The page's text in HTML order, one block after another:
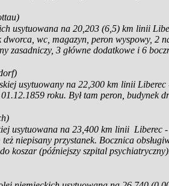
usytuowana na 20,203 (6,5) km linii
dworca, wc, magazyn, peron wyspowy, 2
zasadniczy, 3 główne dodatkowe i 6
usytuowany na 22,300 km linii
roku. Był tam peron, budynek
usytuowana na 23,400 km linii Liberec
niepisany przystanek. Bocznica
koszar (późniejszy szpital